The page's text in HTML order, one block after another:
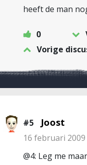
heeft de man
0
Vorige
#5 Joost
16 februari 2009
@4: Leg me